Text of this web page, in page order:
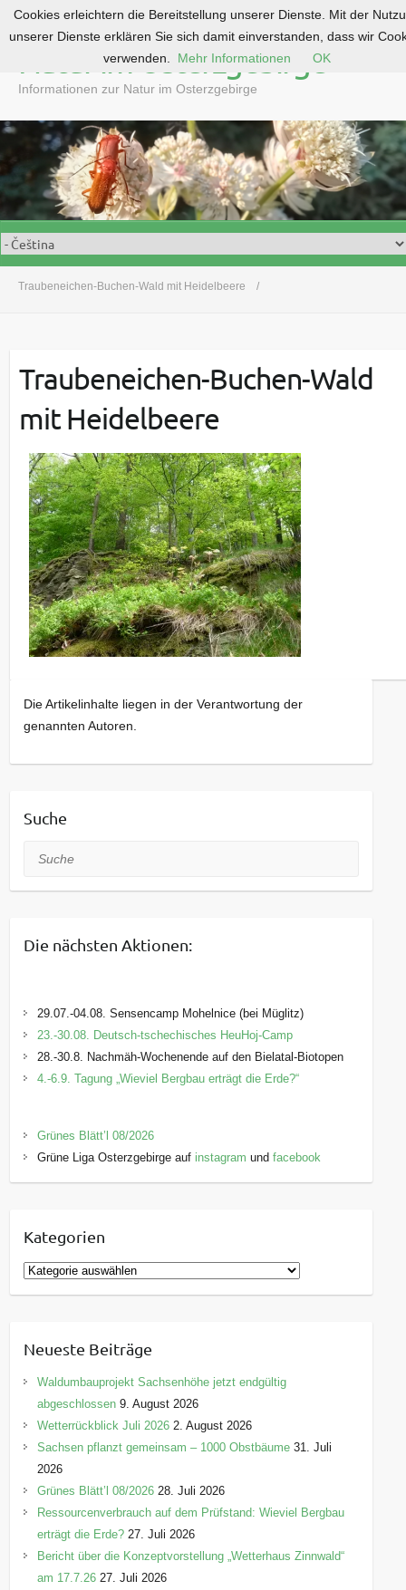
o
o
n
t
e
n
Natur im Osterzgebirge
Informationen zur Natur im Osterzgebirge
Traubeneichen-Buchen-Wald mit Heidelbeere
Traubeneichen-Buchen-Wald
mit Heidelbeere
Die Artikelinhalte liegen in der Verantwortung der
genannten Autoren.
Suche
Suche
Die nächsten Aktionen:
29.07.-04.08. Sensencamp Mohelnice (bei Müglitz)
23.-30.08. Deutsch-tschechisches HeuHoj-Camp
28.-30.8. Nachmäh-Wochenende auf den Bielatal-Biotopen
4.-6.9. Tagung „Wieviel Bergbau erträgt die Erde?“
Grünes Blätt’l 08/2026
Grüne Liga Osterzgebirge auf instagram undfacebook
Kategorien
K
a
g
o
i
e
Neueste Beiträge
Waldumbauprojekt Sachsenhöhe jetzt endgültig
abgeschlossen 9. August 2026
Wetterrückblick Juli 2026 2. August 2026
Sachsen pflanzt gemeinsam – 1000 Obstbäume 31. Juli
2026
Grünes Blätt’l 08/2026 28. Juli 2026
Ressourcenverbrauch auf dem Prüfstand: Wieviel Bergbau
erträgt die Erde? 27. Juli 2026
Bericht über die Konzeptvorstellung „Wetterhaus Zinnwald“
am 17.7.26 27. Juli 2026
Cookies erleichtern die Bereitstellung unserer Dienste. Mit der
unserer Dienste erklären Sie sich damit einverstanden, dass wir
verwenden.
Mehr Informationen OK